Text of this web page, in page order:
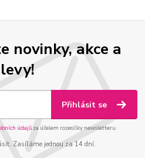
novinky, akce a
Přihlásit se
údajůza účelem rozesílky newsletteru.
Zasíláme jednou za 14 dní.